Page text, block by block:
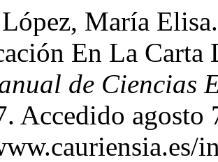
María
En La Carta
de Ciencias
Accedido agosto